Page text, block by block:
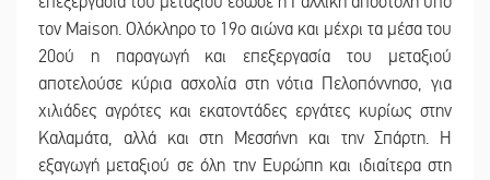
τον Maison. Ολόκληρο το 19ο αιώνα και μέχρι τα μέσα του
20ού η παραγωγή και επεξεργασία του μεταξιού
αποτελούσε κύρια ασχολία στη νότια Πελοπόννησο, για
χιλιάδες αγρότες και εκατοντάδες εργάτες κυρίως στην
Καλαμάτα, αλλά και στη Μεσσήνη και την Σπάρτη. Η
εξαγωγή μεταξιού σε όλη την Ευρώπη και ιδιαίτερα στη